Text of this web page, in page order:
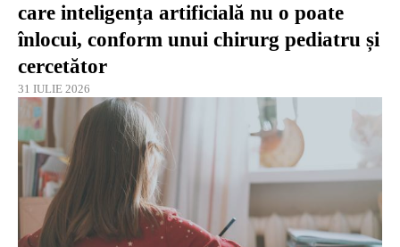
care inteligența artificială nu o poate
înlocui, conform unui chirurg pediatru și
cercetător
31 IULIE 2026